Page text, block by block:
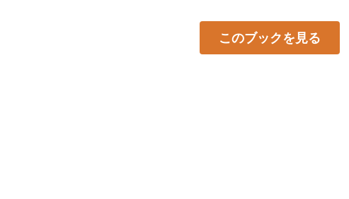
このブックを見る